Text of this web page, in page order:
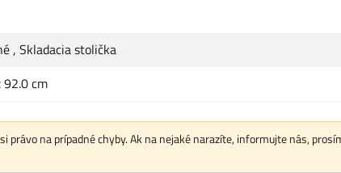
, Skladacia stolička
92.0 cm
právo na prípadné chyby. Ak na nejaké narazíte, informujte nás,